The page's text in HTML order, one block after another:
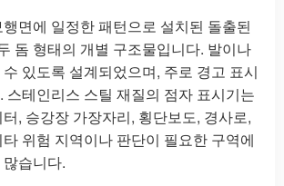
면에 일정한 패턴으로 설치된 돌출된
돔 형태의 개별 구조물입니다. 발이나
있도록 설계되었으며, 주로 경고 표시
스테인리스 스틸 재질의 점자 표시기는
, 승강장 가장자리, 횡단보도, 경사로,
위험 지역이나 판단이 필요한 구역에
습니다.